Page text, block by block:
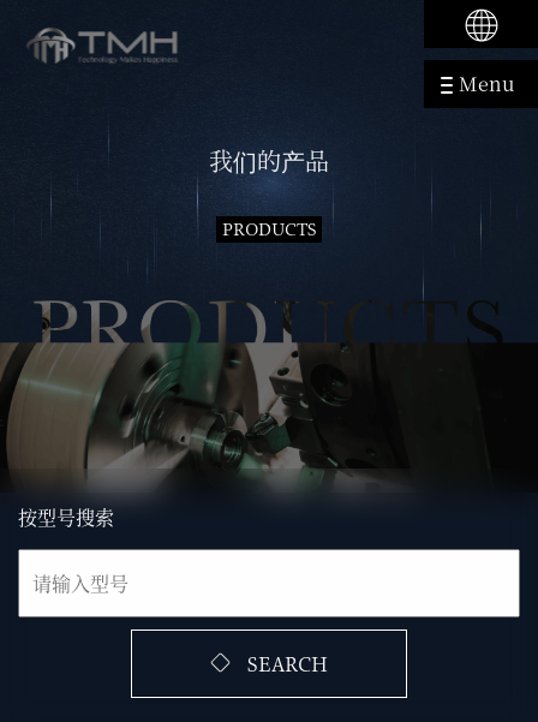
Menu
我们的产品
PRODUCTS
按型号搜索
SEARCH